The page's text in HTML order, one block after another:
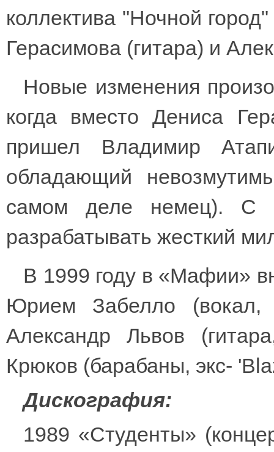
коллектива "Ночной
Герасимова (гитара) и
Новые изменения
когда вместо Дениса
пришел Владимир
обладающий
самом деле немец). С
разрабатывать жесткий
В 1999 году в «Мафии»
Юрием Забелло
Александр Львов
Крюков (барабаны, экс-
Дискография:
1989 «Студенты»